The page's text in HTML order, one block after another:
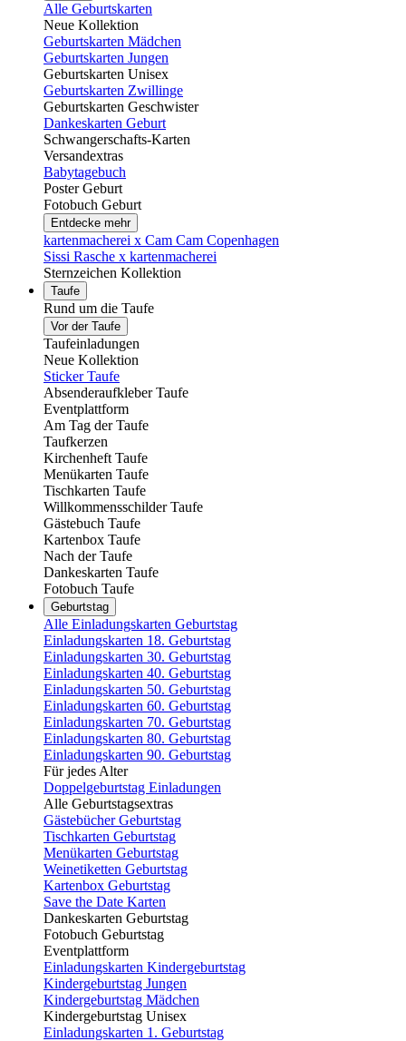
Alle Geburtskarten
Neue Kollektion
Geburtskarten Mädchen
Geburtskarten Jungen
Geburtskarten Unisex
Geburtskarten Zwillinge
Geburtskarten Geschwister
Dankeskarten Geburt
Schwangerschafts-Karten
Versandextras
Babytagebuch
Poster Geburt
Fotobuch Geburt
Entdecke mehr
kartenmacherei x Cam Cam Copenhagen
Sissi Rasche x kartenmacherei
Sternzeichen Kollektion
Taufe
Rund um die Taufe
Vor der Taufe
Taufeinladungen
Neue Kollektion
Sticker Taufe
Absenderaufkleber Taufe
Eventplattform
Am Tag der Taufe
Taufkerzen
Kirchenheft Taufe
Menükarten Taufe
Tischkarten Taufe
Willkommensschilder Taufe
Gästebuch Taufe
Kartenbox Taufe
Nach der Taufe
Dankeskarten Taufe
Fotobuch Taufe
Geburtstag
Alle Einladungskarten Geburtstag
Einladungskarten 18. Geburtstag
Einladungskarten 30. Geburtstag
Einladungskarten 40. Geburtstag
Einladungskarten 50. Geburtstag
Einladungskarten 60. Geburtstag
Einladungskarten 70. Geburtstag
Einladungskarten 80. Geburtstag
Einladungskarten 90. Geburtstag
Für jedes Alter
Doppelgeburtstag Einladungen
Alle Geburtstagsextras
Gästebücher Geburtstag
Tischkarten Geburtstag
Menükarten Geburtstag
Weinetiketten Geburtstag
Kartenbox Geburtstag
Save the Date Karten
Dankeskarten Geburtstag
Fotobuch Geburtstag
Eventplattform
Einladungskarten Kindergeburtstag
Kindergeburtstag Jungen
Kindergeburtstag Mädchen
Kindergeburtstag Unisex
Einladungskarten 1. Geburtstag